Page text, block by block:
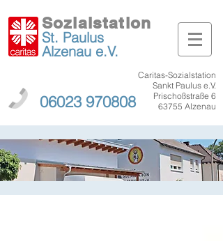
Sozialstation
St. Paulus
Alzenau e.V.
06023 970808
Caritas-Sozialstation
Sankt Paulus e.V.
Prischoßstraße 6
63755 Alzenau